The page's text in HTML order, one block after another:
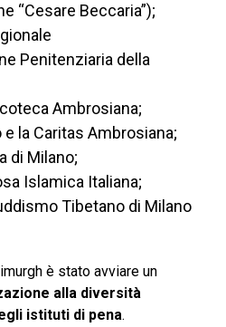
“Cesare Beccaria”);
Penitenziaria della
Ambrosiana;
e la Caritas Ambrosiana;
di Milano;
Islamica Italiana;
Tibetano di Milano
è stato avviare un
alla diversità
istituti di pena.